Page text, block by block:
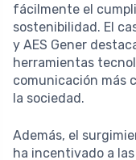
fácilmente el
sostenibilidad. El
y AES Gener
herramientas
comunicación más
la sociedad.
Además, el
ha incentivado a